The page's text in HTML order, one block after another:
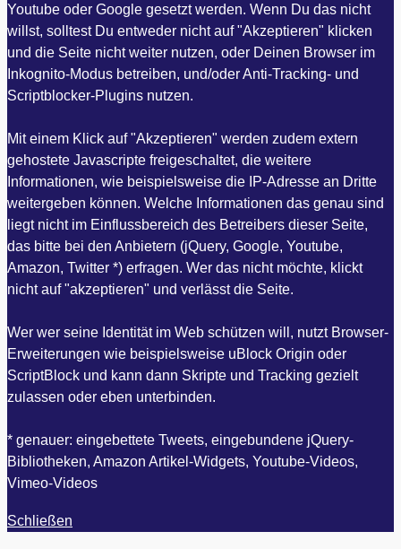
Youtube oder Google gesetzt werden. Wenn Du das nicht
willst, solltest Du entweder nicht auf "Akzeptieren" klicken
und die Seite nicht weiter nutzen, oder Deinen Browser im
Inkognito-Modus betreiben, und/oder Anti-Tracking- und
Scriptblocker-Plugins nutzen.
Mit einem Klick auf "Akzeptieren" werden zudem extern
gehostete Javascripte freigeschaltet, die weitere
Informationen, wie beispielsweise die IP-Adresse an Dritte
weitergeben können. Welche Informationen das genau sind
liegt nicht im Einflussbereich des Betreibers dieser Seite,
das bitte bei den Anbietern (jQuery, Google, Youtube,
Amazon, Twitter *) erfragen. Wer das nicht möchte, klickt
nicht auf "akzeptieren" und verlässt die Seite.
Wer wer seine Identität im Web schützen will, nutzt Browser-
Erweiterungen wie beispielsweise uBlock Origin oder
ScriptBlock und kann dann Skripte und Tracking gezielt
zulassen oder eben unterbinden.
* genauer: eingebettete Tweets, eingebundene jQuery-
Bibliotheken, Amazon Artikel-Widgets, Youtube-Videos,
Vimeo-Videos
Schließen